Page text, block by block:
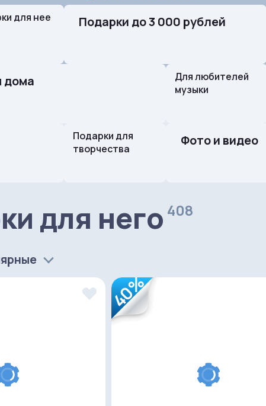
для нее Подарки до 3 000 рублей
дома
Для любителей
музыки
Подарки для
творчества
Фото и видео
для него 408
40%